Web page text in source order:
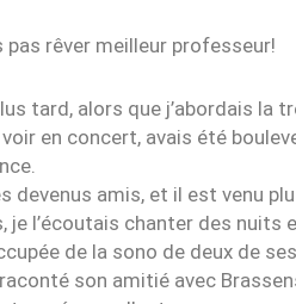
pas rêver meilleur professeur!
tard, alors que j’abordais la
voir en concert, avais été
devenus amis, et il est venu
je l’écoutais chanter des nuits
de la sono de deux de
raconté son amitié avec